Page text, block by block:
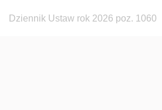
Dziennik Ustaw rok 2026 poz. 1060